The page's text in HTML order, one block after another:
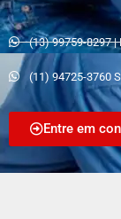
(13) 99759-8297 |
(11) 94725-3760
Entre em